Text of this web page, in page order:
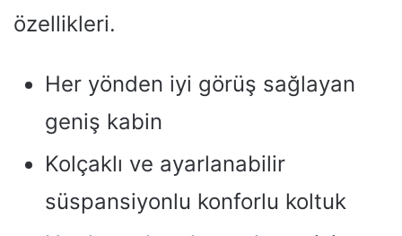
özellikleri.
Her yönden iyi görüş sağlayan
geniş kabin
Kolçaklı ve ayarlanabilir
süspansiyonlu konforlu koltuk